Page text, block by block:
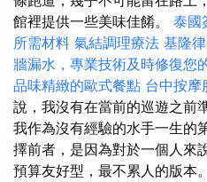
館裡提供一些美味佳餚。 泰國
所需材料 氣結調理療法 基隆
牆漏水，專業技術及時修復您
品味精緻的歐式餐點 台中按摩
說，我沒有在當前的巡遊之前
我作為沒有經驗的水手一生的
擇前者，是因為對於一個人來
預算友好型，最不累人的版本。